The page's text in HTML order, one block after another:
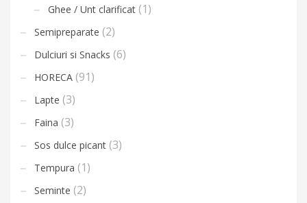
Ghee / Unt clarificat (1)
Semipreparate (2)
Dulciuri si Snacks (6)
HORECA (91)
Lapte (3)
Faina (3)
Sos dulce picant (3)
Tempura (1)
Seminte (2)